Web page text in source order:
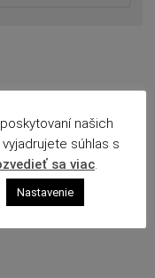
našich
súhlas s
sa viac.
Nastavenie